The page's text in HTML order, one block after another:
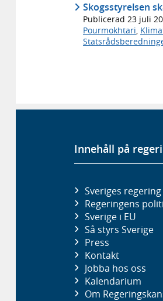
Skogsstyrelsen
Publicerad 23 juli
Pourmokhtari,
Innehåll på
Sveriges regering
Regeringens
Sverige i EU
Så styrs Sverige
Press
Kontakt
Jobba hos oss
Kalendarium
Om